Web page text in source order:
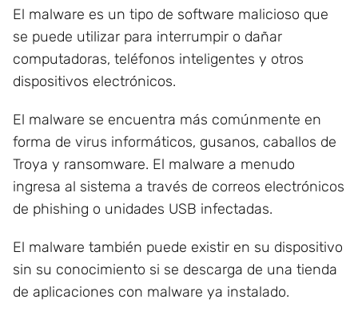
El malware es un tipo de software malicioso que
se puede utilizar para interrumpir o dañar
computadoras, teléfonos inteligentes y otros
dispositivos electrónicos.
El malware se encuentra más comúnmente en
forma de virus informáticos, gusanos, caballos de
Troya y ransomware. El malware a menudo
ingresa al sistema a través de correos electrónicos
de phishing o unidades USB infectadas.
El malware también puede existir en su dispositivo
sin su conocimiento si se descarga de una tienda
de aplicaciones con malware ya instalado.